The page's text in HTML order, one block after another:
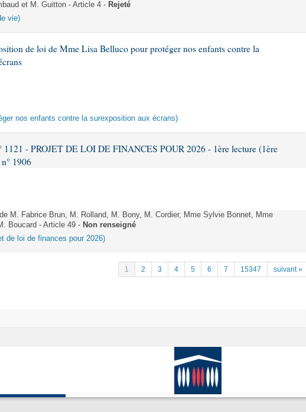
et M. Guitton - Article 4 - Rejeté
vie)
de loi de Mme Lisa Belluco pour protéger nos enfants contre la
nos enfants contre la surexposition aux écrans)
1121 - PROJET DE LOI DE FINANCES POUR 2026 - 1ère lecture (1ère
1906
M. Fabrice Brun, M. Rolland, M. Bony, M. Cordier, Mme Sylvie Bonnet, Mme
Boucard - Article 49 - Non renseigné
de loi de finances pour 2026)
1 2 3 4 5 6 7 15347 suivant »